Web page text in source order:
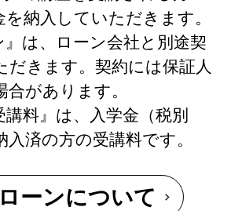
納入していただきます。
は、ローン会社と別途契
だきます。契約には保証人
があります。
料』は、入学金（税別
済の方の受講料です。
ーンについて